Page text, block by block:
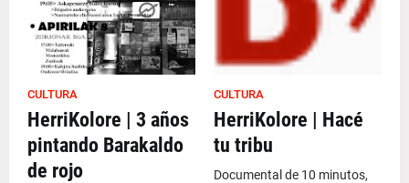
CULTURA
HerriKolore | 3 años
pintando Barakaldo
de rojo
CULTURA
HerriKolore | Hacé
tu tribu
Documental de 10 minutos,